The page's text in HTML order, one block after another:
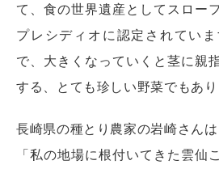
て、食の世界遺産としてスロー
プレシディオに認定されてい
で、大きくなっていくと茎に親
する、とても珍しい野菜でもあり
長崎県の種とり農家の岩崎さん
「私の地場に根付いてきた雲仙